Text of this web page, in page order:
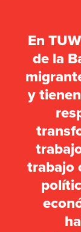
En
de la
y
trabajo